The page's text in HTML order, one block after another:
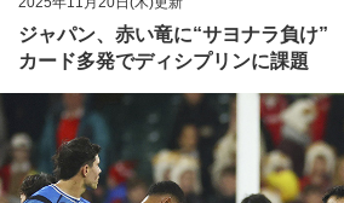
ジャパン、赤い竜に“サヨナラ負け”
カード多発でディシプリンに課題